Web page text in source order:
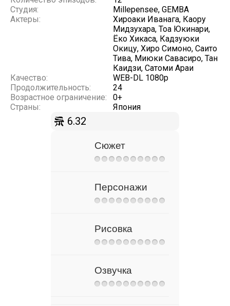
Студия:
Millepensee, GEMBA
Актеры:
Хироаки Иванага, Каору
Мидзухара, Тоа Юкинари,
Ёко Хикаса, Кадзуюки
Окицу, Хиро Симоно, Саито
Тива, Миюки Савасиро, Тан
Каидзи, Сатоми Араи
Качество:
WEB-DL 1080p
Продолжительность:
24
Возрастное ограничение:
0+
Страны:
Япония
6.32
Сюжет
Персонажи
Рисовка
Озвучка